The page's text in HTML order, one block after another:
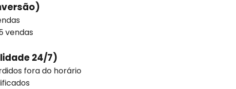
vendas
24/7)
fora do horário